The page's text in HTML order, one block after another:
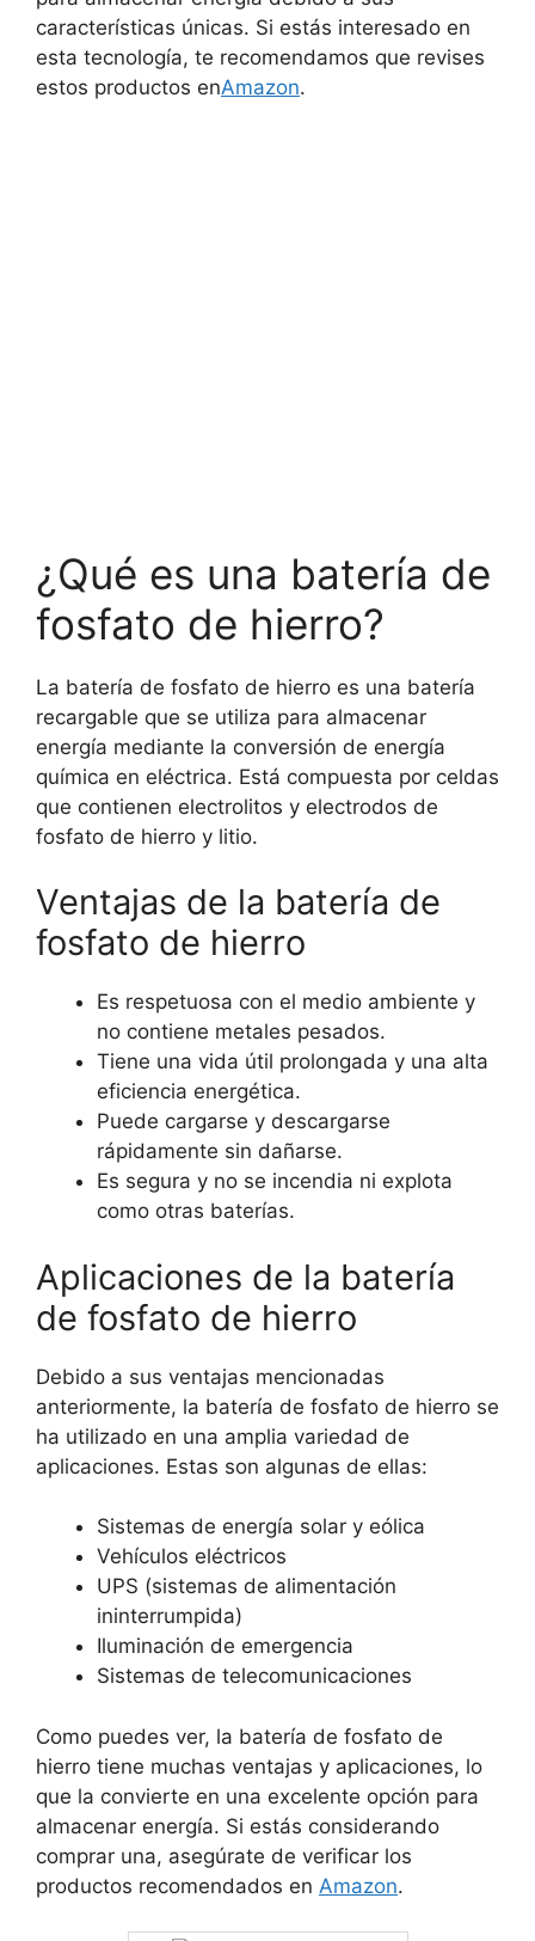
características únicas. Si estás interesado en
esta tecnología, te recomendamos que revises
estos productos enAmazon.
¿Qué es una batería de
fosfato de hierro?
La batería de fosfato de hierro es una batería
recargable que se utiliza para almacenar
energía mediante la conversión de energía
química en eléctrica. Está compuesta por celdas
que contienen electrolitos y electrodos de
fosfato de hierro y litio.
Ventajas de la batería de
fosfato de hierro
Es respetuosa con el medio ambiente y
no contiene metales pesados.
Tiene una vida útil prolongada y una alta
eficiencia energética.
Puede cargarse y descargarse
rápidamente sin dañarse.
Es segura y no se incendia ni explota
como otras baterías.
Aplicaciones de la batería
de fosfato de hierro
Debido a sus ventajas mencionadas
anteriormente, la batería de fosfato de hierro se
ha utilizado en una amplia variedad de
aplicaciones. Estas son algunas de ellas:
Sistemas de energía solar y eólica
Vehículos eléctricos
UPS (sistemas de alimentación
ininterrumpida)
Iluminación de emergencia
Sistemas de telecomunicaciones
Como puedes ver, la batería de fosfato de
hierro tiene muchas ventajas y aplicaciones, lo
que la convierte en una excelente opción para
almacenar energía. Si estás considerando
comprar una, asegúrate de verificar los
productos recomendados en Amazon.